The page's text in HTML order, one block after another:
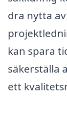
dra nytta
kan spara
säkerställa
ett